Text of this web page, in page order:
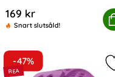
169 kr
Snart slutsåld!
Armband Ihåligt
-47%